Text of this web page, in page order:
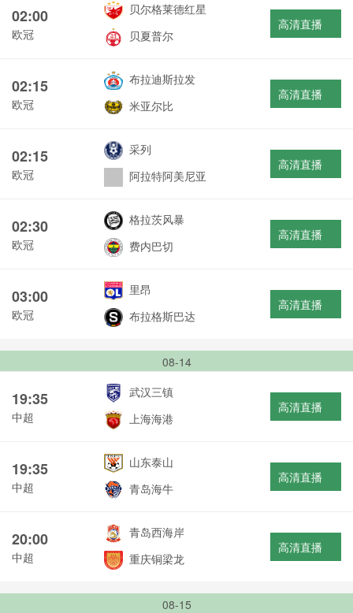
02:00
欧冠
贝尔格莱德红星
贝夏普尔
高清直播
02:15
欧冠
布拉迪斯拉发
米亚尔比
高清直播
02:15
欧冠
采列
阿拉特阿美尼亚
高清直播
02:30
欧冠
格拉茨风暴
费内巴切
高清直播
03:00
欧冠
里昂
布拉格斯巴达
高清直播
08-14
19:35
中超
武汉三镇
上海海港
高清直播
19:35
中超
山东泰山
青岛海牛
高清直播
20:00
中超
青岛西海岸
重庆铜梁龙
高清直播
08-15